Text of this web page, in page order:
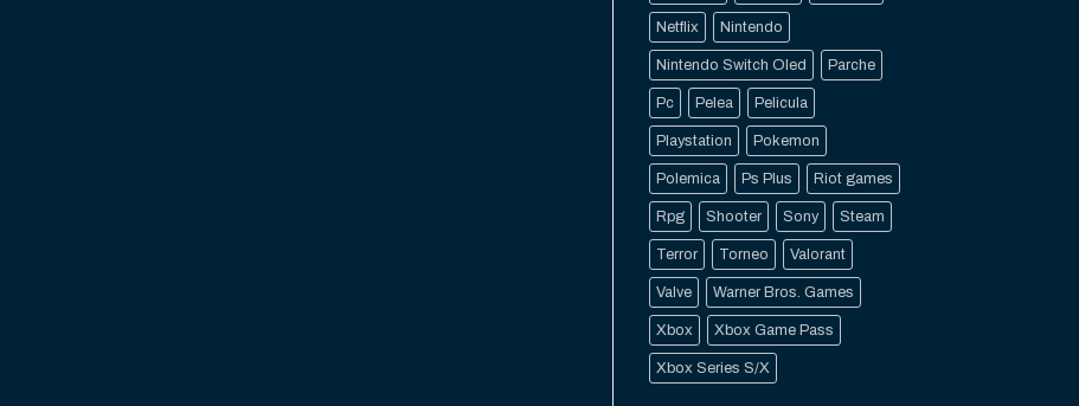
Netflix Nintendo
Nintendo Switch Oled Parche
Pc Pelea Pelicula
Playstation Pokemon
Polemica Ps Plus Riot games
Rpg Shooter Sony Steam
Terror Torneo Valorant
Valve Warner Bros. Games
Xbox Xbox Game Pass
Xbox Series S/X